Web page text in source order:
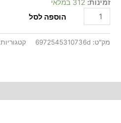
זמינות: 312 במלאי
הוספה לסל
מק"ט: 6972545310736d